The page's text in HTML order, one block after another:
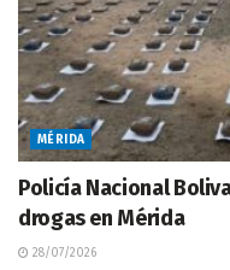
MÉRIDA
Policía Nacional
drogas en Mérida
28/07/2026